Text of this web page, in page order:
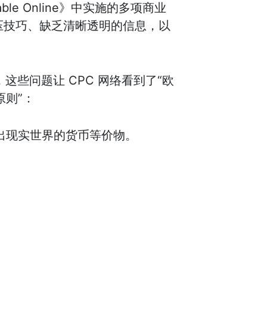
Online》中实施的多项商业
巧、缺乏清晰透明的信息，以
些问题让 CPC 网络看到了“欧
”：
实世界的货币等价物。